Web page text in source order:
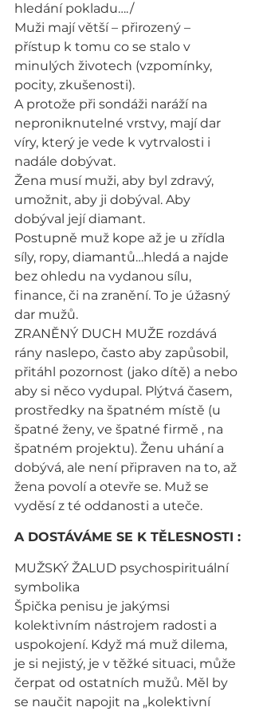
hledání pokladu…./
Muži mají větší – přirozený –
přístup k tomu co se stalo v
minulých životech (vzpomínky,
pocity, zkušenosti).
A protože při sondáži naráží na
neproniknutelné vrstvy, mají dar
víry, který je vede k vytrvalosti i
nadále dobývat.
Žena musí muži, aby byl zdravý,
umožnit, aby ji dobýval. Aby
dobýval její diamant.
Postupně muž kope až je u zřídla
síly, ropy, diamantů…hledá a najde
bez ohledu na vydanou sílu,
finance, či na zranění. To je úžasný
dar mužů.
ZRANĚNÝ DUCH MUŽE rozdává
rány naslepo, často aby zapůsobil,
přitáhl pozornost (jako dítě) a nebo
aby si něco vydupal. Plýtvá časem,
prostředky na špatném místě (u
špatné ženy, ve špatné firmě , na
špatném projektu). Ženu uhání a
dobývá, ale není připraven na to, až
žena povolí a otevře se. Muž se
vyděsí z té oddanosti a uteče.
A DOSTÁVÁME SE K TĚLESNOSTI :
MUŽSKÝ ŽALUD psychospirituální
symbolika
Špička penisu je jakýmsi
kolektivním nástrojem radosti a
uspokojení. Když má muž dilema,
je si nejistý, je v těžké situaci, může
čerpat od ostatních mužů. Měl by
se naučit napojit na „kolektivní